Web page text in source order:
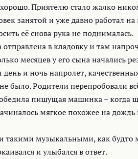
Приятелю стало жалко
занятой и уже давно работал
её снова рука не поднималась.
в кладовку и там
месяцев у его сына начались
и ночь напролет,
было. Родители перепробовали
пишущая машинка – когда
мягкое похожее на
такими музыкальными, как
и улыбался в ответ.